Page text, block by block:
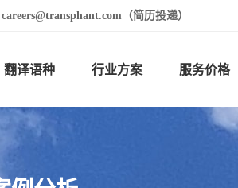
（简历投递）
翻译语种 行业方案 服务价格